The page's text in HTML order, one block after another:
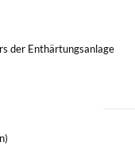
der Enthärtungsanlage